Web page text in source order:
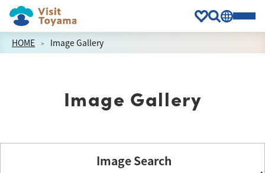
HOME Image Gallery
Image Gallery
Image Search